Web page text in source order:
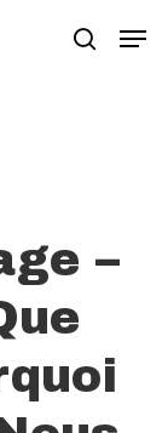
search
–